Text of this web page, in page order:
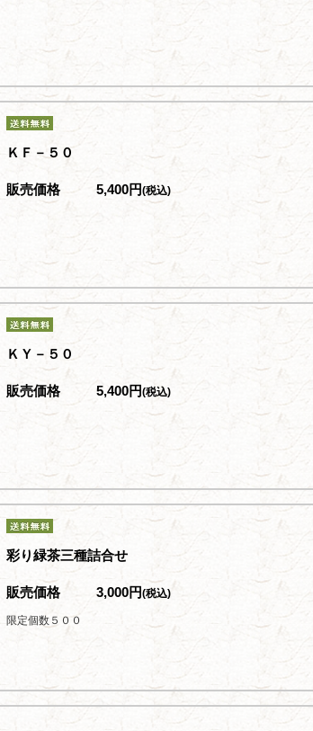
ＫＦ－５０
販売価格 5,400円(税込)
ＫＹ－５０
販売価格 5,400円(税込)
彩り緑茶三種詰合せ
販売価格 3,000円(税込)
限定個数５００